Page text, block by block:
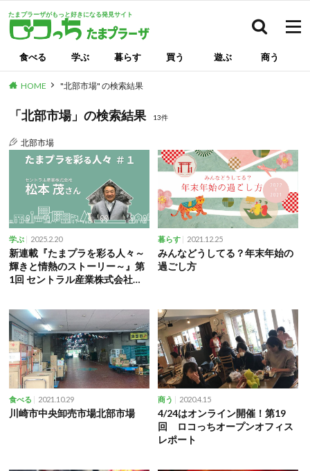
たまプラーザがもっと好きになる発見サイト
食べる 学ぶ 暮らす 買う 遊ぶ 商う
HOME "北部市場" の検索結果
「北部市場」の検索結果 13件
北部市場
学ぶ 2025.2.20
新連載『たまプラを彩る人々～
輝きと情熱のストーリー～』第
1回 セントラル産業株式会社
暮らす 2021.12.25
みんなどうしてる？年末年始の
過ごし方
食べる 2021.10.29
川崎市中央卸売市場北部市場
商う 2020.4.15
4/24はオンライン開催！第19
回 ロコっちオープンオフィス
レポート